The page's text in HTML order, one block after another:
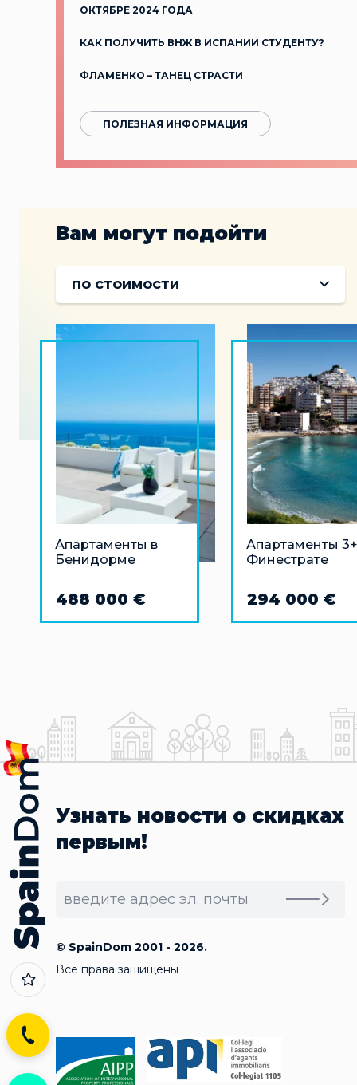
ОКТЯБРЕ 2024 ГОДА
КАК ПОЛУЧИТЬ ВНЖ В ИСПАНИИ СТУДЕНТУ?
ФЛАМЕНКО – ТАНЕЦ СТРАСТИ
ПОЛЕЗНАЯ ИНФОРМАЦИЯ
Вам могут подойти
по стоимости
Апартаменты в
Бенидорме
488 000 €
Апартаменты
Финестрате
294 000 €
Узнать новости о скидках
первым!
© SpainDom 2001 - 2026.
Все права защищены